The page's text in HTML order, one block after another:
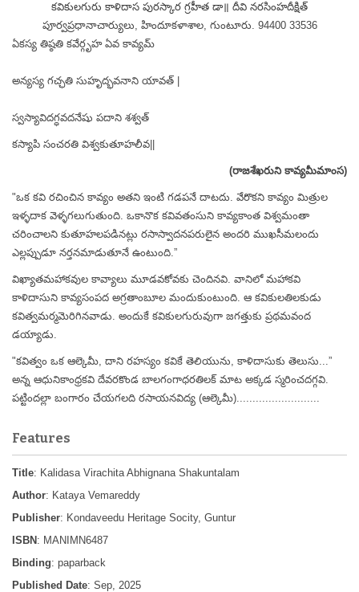
కవికులగురు కాళిదాస పురస్కార గ్రహీత డా॥ దీవి నరసింహదీక్షిత్
పూర్వప్రధానాచార్యులు, హిందూకళాశాల, గుంటూరు. 94400 33536
ఏకస్య తిష్ఠతి కవేర్గృహ ఏవ కావ్యమ్
అన్యస్య గచ్ఛతి సుహృద్భవనాని యావత్ |
స్వస్యావిదగ్ధవదనేషు పదాని శశ్వత్
కస్యాపి సంచరతి విశ్వకుతూహలీవ||
(రాజశేఖరుని కావ్యమీమాంస)
"ఒక కవి రచించిన కావ్యం అతని ఇంటి గడపనే దాటదు. వేరొకని కావ్యం మిత్రుల
ఇళ్ళదాక వెళ్ళగలుగుతుంది. ఒకానొక కవివతంసుని కావ్యకాంత విశ్వమంతా
చరించాలని కుతూహలపడినట్లు రసాస్వాదనపరులైన అందరి ముఖసీమలందు
ఎల్లప్పుడూ నర్తనమాడుతూనే ఉంటుంది.”
విఖ్యాతమహాకవుల కావ్యాలు మూడవకోవకు చెందినవి. వానిలో మహాకవి
కాళిదాసుని కావ్యసంపద అగ్రతాంబూల మందుకుంటుంది. ఆ కవికులతిలకుడు
కవిత్వమర్మమెరిగినవాడు. అందుకే కవికులగురువుగా జగత్తుకు ప్రథమవంద
డయ్యాడు.
"కవిత్వం ఒక ఆల్కెమీ, దాని రహస్యం కవికే తెలియును, కాళిదాసుకు తెలుసు...”
అన్న ఆధునికాంధ్రకవి దేవరకొండ బాలగంగాధరతిలక్ మాట అక్కడ స్మరించదగ్గవి.
పట్టిందల్లా బంగారం చేయగలది రసాయనవిద్య (ఆల్కెమీ)..........................
Features
Title: Kalidasa Virachita Abhignana Shakuntalam
Author: Kataya Vemareddy
Publisher: Kondaveedu Heritage Socity, Guntur
ISBN : MANIMN6487
Binding: paparback
Published Date: Sep, 2025